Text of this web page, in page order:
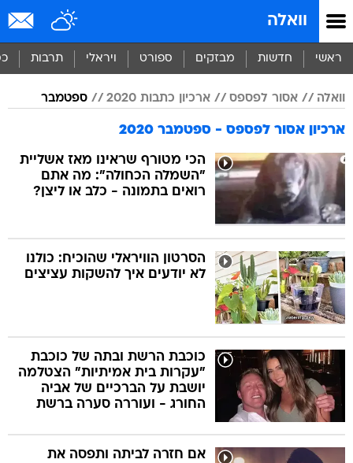
וואלה
ראשי חדשות מבזקים ספורט ויראלי תרבות
וואלה אסור לפספס ארכיון כתבות 2020 ספטמבר
ארכיון אסור לפספס - ספטמבר 2020
הכי מטורף שראינו מאז אשליית
"השמלה הכחולה": מה אתם
רואים בתמונה - כלב או ליצן?
הסרטון הוויראלי שהוכיח: כולנו
לא יודעים איך להשקות עציצים
כוכבת הרשת ובתה של כוכבת
"עקרות בית אמיתיות" הצטלמה
יושבת על הברכיים של אביה
החורג - ועוררה סערה ברשת
אם חזרה לביתה ותפסה את